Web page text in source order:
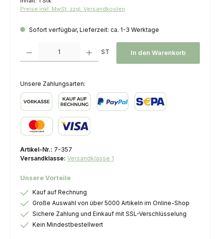
Preise inkl. MwSt. zzgl. Versandkosten
Sofort verfügbar, Lieferzeit: ca. 1-3 Werktage
ST In den Warenkorb
Unsere Zahlungsarten:
Artikel-Nr.: 7-357
Versandklasse: Versandklasse 1
Unsere Vorteile
Kauf auf Rechnung
Große Auswahl von über 5000 Artikeln im Online-Shop
Sichere Zahlung und Einkauf mit SSL-Verschlüsselung
Kein Mindestbestellwert